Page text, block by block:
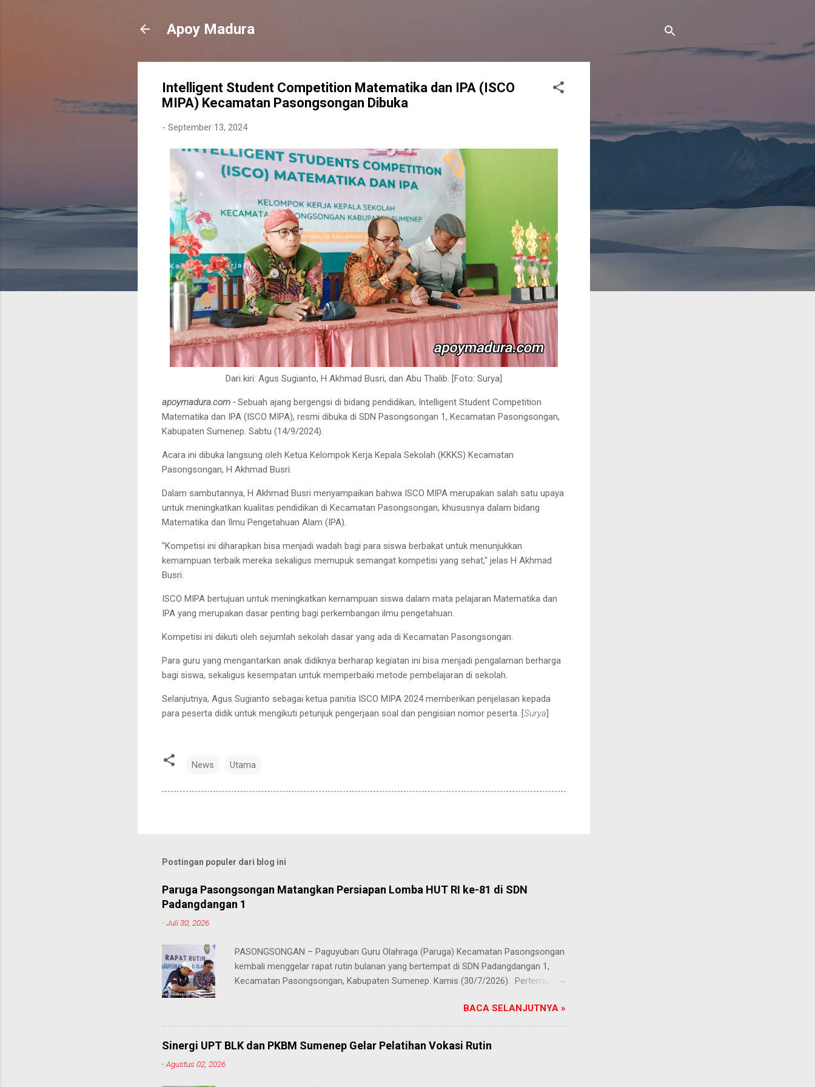
Apoy Madura
Intelligent Student Competition Matematika dan IPA (ISCO
MIPA) Kecamatan Pasongsongan Dibuka
- September 13, 2024
Dari kiri: Agus Sugianto, H Akhmad Busri, dan Abu Thalib. [Foto: Surya]
apoymadura.com -Sebuah ajang bergengsi di bidang pendidikan, Intelligent Student Competition
Matematika dan IPA (ISCO MIPA), resmi dibuka di SDN Pasongsongan 1, Kecamatan Pasongsongan,
Kabupaten Sumenep. Sabtu (14/9/2024).
Acara ini dibuka langsung oleh Ketua Kelompok Kerja Kepala Sekolah (KKKS) Kecamatan
Pasongsongan, H Akhmad Busri.
Dalam sambutannya, H Akhmad Busri menyampaikan bahwa ISCO MIPA merupakan salah satu upaya
untuk meningkatkan kualitas pendidikan di Kecamatan Pasongsongan, khususnya dalam bidang
Matematika dan Ilmu Pengetahuan Alam (IPA).
"Kompetisi ini diharapkan bisa menjadi wadah bagi para siswa berbakat untuk menunjukkan
kemampuan terbaik mereka sekaligus memupuk semangat kompetisi yang sehat," jelas H Akhmad
Busri.
ISCO MIPA bertujuan untuk meningkatkan kemampuan siswa dalam mata pelajaran Matematika dan
IPA yang merupakan dasar penting bagi perkembangan ilmu pengetahuan.
Kompetisi ini diikuti oleh sejumlah sekolah dasar yang ada di Kecamatan Pasongsongan.
Para guru yang mengantarkan anak didiknya berharap kegiatan ini bisa menjadi pengalaman berharga
bagi siswa, sekaligus kesempatan untuk memperbaiki metode pembelajaran di sekolah.
Selanjutnya, Agus Sugianto sebagai ketua panitia ISCO MIPA 2024 memberikan penjelasan kepada
para peserta didik untuk mengikuti petunjuk pengerjaan soal dan pengisian nomor peserta. [Surya]
News Utama
Postingan populer dari blog ini
Paruga Pasongsongan Matangkan Persiapan Lomba HUT RI ke-81 di SDN
Padangdangan 1
-Juli 30, 2026
PASONGSONGAN – Paguyuban Guru Olahraga (Paruga) Kecamatan Pasongsongan
kembali menggelar rapat rutin bulanan yang bertempat di SDN Padangdangan 1,
Kecamatan Pasongsongan, Kabupaten Sumenep. Kamis (30/7/2026). Pertemuan
wilayah tersebut untuk mempererat silaturahmi sekaligus membahas agenda
strategis tahunan. Fokus utama rapat kali ini adalah pembentukan dan penyusunan
kepanitiaan lomba berbagai cabang olahraga (cabor) dalam rangka menyambut
Hari Ulang Tahun (HUT) Kemerdekaan Republik Indonesia yang ke-81. Ketua Paruga
BACA SELANJUTNYA »
Sinergi UPT BLK dan PKBM Sumenep Gelar Pelatihan Vokasi Rutin
-Agustus 02, 2026